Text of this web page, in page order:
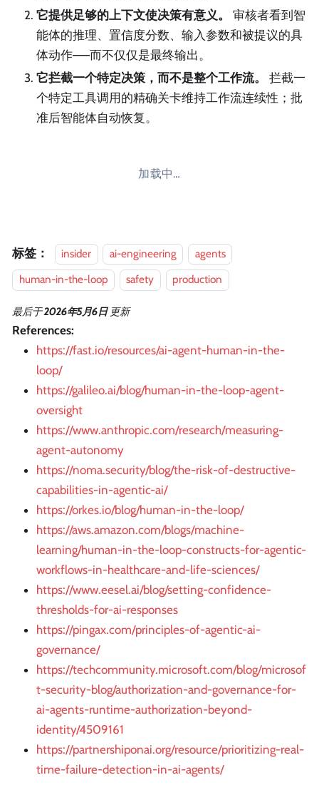
它提供足够的上下文使决策有意义。
审核者看到智
能体的推理、置信度分数、输入参数和被提议的具
体动作——而不仅仅是最终输出。
它拦截一个特定决策，而不是整个工作流。
拦截一
个特定工具调用的精确关卡维持工作流连续性；批
准后智能体自动恢复。
加载中…
标签： insider ai-engineering
agents
human-in-the-loop
safety production
最后于2026年5月6日 更新
References:
https://fast.io/resources/ai-agent-human-in-the-
loop/
https://galileo.ai/blog/human-in-the-loop-agent-
oversight
https://www.anthropic.com/research/measuring-
agent-autonomy
https://noma.security/blog/the-risk-of-destructive-
capabilities-in-agentic-ai/
https://orkes.io/blog/human-in-the-loop/
https://aws.amazon.com/blogs/machine-
learning/human-in-the-loop-constructs-for-agentic-
workflows-in-healthcare-and-life-sciences/
https://www.eesel.ai/blog/setting-confidence-
thresholds-for-ai-responses
https://pingax.com/principles-of-agentic-ai-
governance/
https://techcommunity.microsoft.com/blog/microsof
t-security-blog/authorization-and-governance-for-
ai-agents-runtime-authorization-beyond-
identity/4509161
https://partnershiponai.org/resource/prioritizing-real-
time-failure-detection-in-ai-agents/